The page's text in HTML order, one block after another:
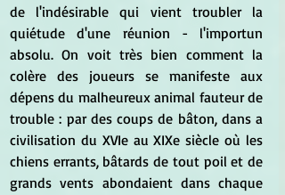
de l'indésirable qui vient troubler la
quiétude d'une réunion - l'importun
absolu. On voit très bien comment la
colère des joueurs se manifeste aux
dépens du malheureux animal fauteur de
trouble : par des coups de bâton, dans a
civilisation du XVIe au XIXe siècle où les
chiens errants, bâtards de tout poil et de
grands vents abondaient dans chaque